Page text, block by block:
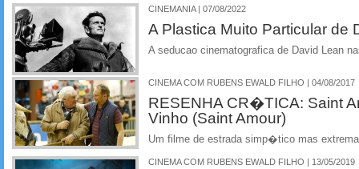
CINEMANIA | 07/08/2022
A Plastica Muito Particular de
A seducao cinematografica de David Lean
CINEMA COM RUBENS EWALD FILHO | 04/08/2017
RESENHA CR�TICA: Saint
Vinho (Saint Amour)
Um filme de estrada simp�tico mas
CINEMA COM RUBENS EWALD FILHO | 13/05/2019